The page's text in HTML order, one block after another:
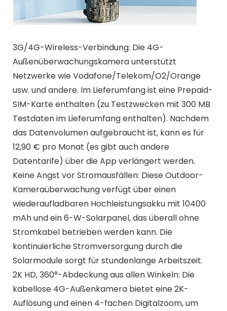
3G/4G-Wireless-Verbindung: Die 4G-
Außenüberwachungskamera unterstützt
Netzwerke wie Vodafone/Telekom/O2/Orange
usw. und andere. Im Lieferumfang ist eine Prepaid-
SIM-Karte enthalten (zu Testzwecken mit 300 MB
Testdaten im Lieferumfang enthalten). Nachdem
das Datenvolumen aufgebraucht ist, kann es für
12,90 € pro Monat (es gibt auch andere
Datentarife) über die App verlängert werden.
Keine Angst vor Stromausfällen: Diese Outdoor-
Kameraüberwachung verfügt über einen
wiederaufladbaren Hochleistungsakku mit 10400
mAh und ein 6-W-Solarpanel, das überall ohne
Stromkabel betrieben werden kann. Die
kontinuierliche Stromversorgung durch die
Solarmodule sorgt für stundenlange Arbeitszeit.
2K HD, 360°-Abdeckung aus allen Winkeln: Die
kabellose 4G-Außenkamera bietet eine 2K-
Auflösung und einen 4-fachen Digitalzoom, um